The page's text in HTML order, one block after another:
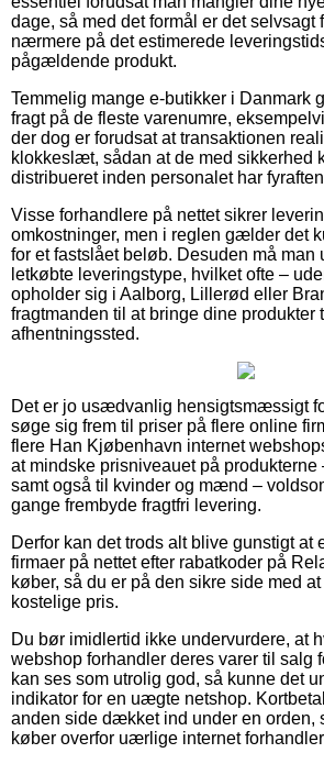
dage, så med det formål er det selvsagt
nærmere på det estimerede
pågældende produkt.
Temmelig mange e-butikker i Danmark
fragt på de fleste varenumre,
der dog er forudsat at transaktionen
klokkeslæt, sådan at de med sikkerhed
distribueret inden personalet har
Visse forhandlere på nettet sikrer
omkostninger, men i reglen gælder det
for et fastslået beløb. Desuden må man
letkøbte leveringstype, hvilket ofte –
opholder sig i Aalborg, Lillerød eller
fragtmanden til at bringe dine produkter
afhentningssted.
Det er jo usædvanlig hensigtsmæssigt
søge sig frem til priser på flere online
flere Han Kjøbenhavn internet
at mindske prisniveauet på produkterne
samt også til kvinder og mænd –
gange frembyde fragtfri levering.
Derfor kan det trods alt blive gunstigt at
firmaer på nettet efter rabatkoder på
køber, så du er på den sikre side med
kostelige pris.
Du bør imidlertid ikke undervurdere, at
webshop forhandler deres varer til salg
kan ses som utrolig god, så kunne det
indikator for en uægte netshop.
anden side dækket ind under en orden,
køber overfor uærlige internet